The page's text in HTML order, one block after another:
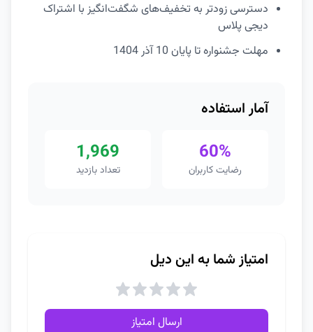
دسترسی زودتر به تخفیف‌های شگفت‌انگیز با اشتراک
دیجی پلاس
مهلت جشنواره تا پایان 10 آذر 1404
آمار استفاده
60%
رضایت کاربران
1,969
تعداد بازدید
امتیاز شما به این دیل
ارسال امتیاز